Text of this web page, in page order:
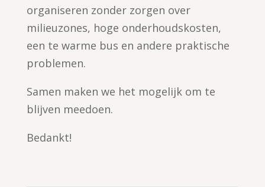
organiseren zonder zorgen over
milieuzones, hoge onderhoudskosten,
een te warme bus en andere praktische
problemen.
Samen maken we het mogelijk om te
blijven meedoen.
Bedankt!